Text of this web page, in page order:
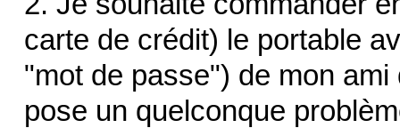
carte de crédit) le portable
"mot de passe") de mon
pose un quelconque